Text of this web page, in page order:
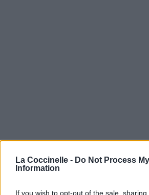
La Coccinelle - Do Not Process
Information
If you wish to opt-out of the sale,